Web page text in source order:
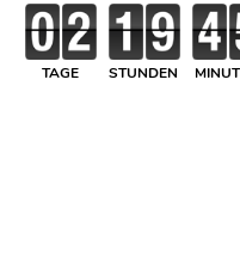
TAGE STUNDEN